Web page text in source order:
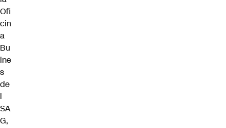
Ofi
cin
a
Bu
lne
s
de
l
SA
G,